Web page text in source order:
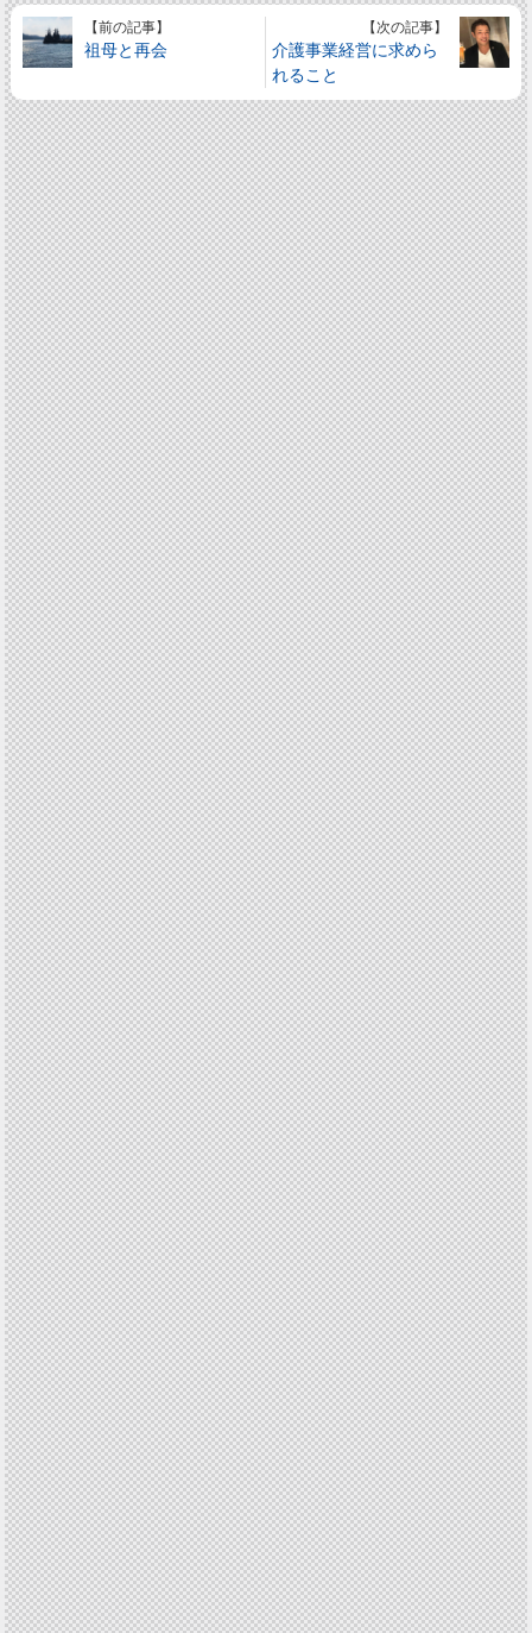
【前の記事】
祖母と再会
【次の記事】
介護事業経営に求めら
れること